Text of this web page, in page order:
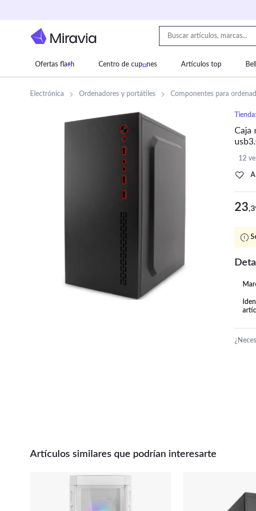
Ofertas fla h Centro de cup nes Artículos top
Supermercado Deportes Equipaje
Electrónica Ordenadores y portátiles Componentes para
Tienda:
Caja
12
23
Artículos similares que podrían interesarte